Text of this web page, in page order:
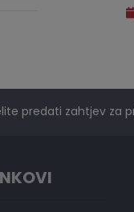
predati zahtjev za